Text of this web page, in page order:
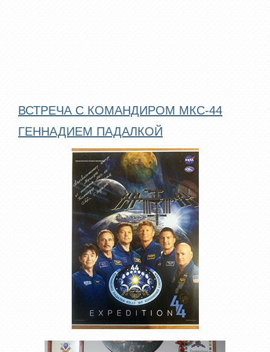
ВСТРЕЧА С КОМАНДИРОМ МКС-44
ГЕННАДИЕМ ПАДАЛКОЙ